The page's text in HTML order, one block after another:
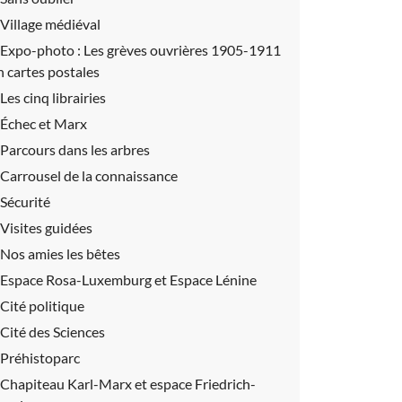
Village médiéval
Expo-photo : Les grèves ouvrières 1905-1911
cartes postales
Les cinq librairies
Échec et Marx
Parcours dans les arbres
Carrousel de la connaissance
Sécurité
Visites guidées
Nos amies les bêtes
Espace Rosa-Luxemburg et Espace Lénine
Cité politique
Cité des Sciences
Préhistoparc
Chapiteau Karl-Marx et espace Friedrich-